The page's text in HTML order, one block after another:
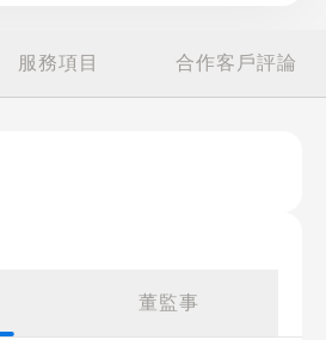
服務項目 合作客戶評論
董監事